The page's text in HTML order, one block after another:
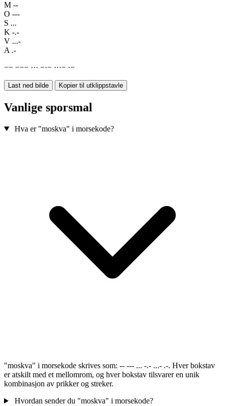
M --
O ---
S ...
K -.-
V ...-
A .-
−− −−− ··· −·− ···− ·−
Last ned bilde Kopier til utklippstavle
Vanlige sporsmal
Hva er "moskva" i morsekode?
"moskva" i morsekode skrives som: -- --- ... -.- ...- .-. Hver bokstav
er atskilt med et mellomrom, og hver bokstav tilsvarer en unik
kombinasjon av prikker og streker.
Hvordan sender du "moskva" i morsekode?